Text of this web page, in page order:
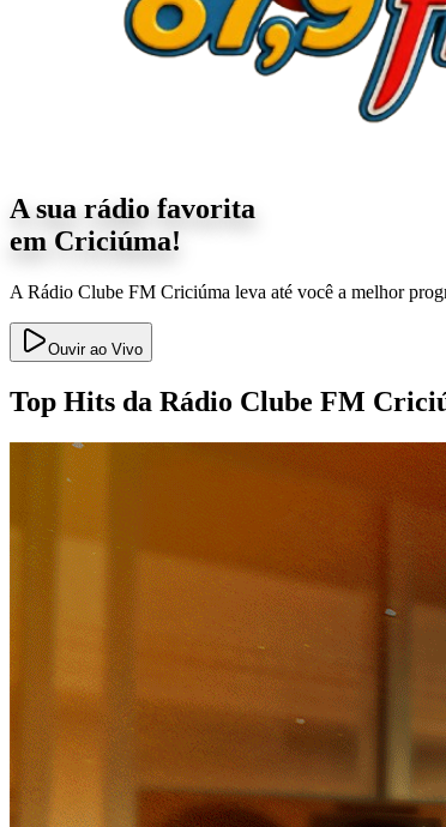
A sua rádio favorita
em Criciúma!
A Rádio Clube FM Criciúma leva até você a melhor
Ouvir ao Vivo
Top Hits da Rádio Clube FM